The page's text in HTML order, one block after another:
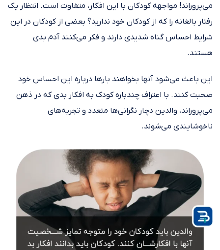
می‌پروراند! مواجهه کودکان با این افکار، متفاوت است. انتظار یک
رفتار بالغانه را که از کودکان خود ندارید؟ بعضی از کودکان در این
شرایط احساس گناه شدیدی دارند و فکر می‌کنند آدم بدی
هستند.
این باعث می‌شود آنها بخواهند بار‌ها درباره این احساس خود
صحبت کنند. با اعتراف چندباره کودک به افکار بدی که در ذهن
می‌پروراند، والدین دچار نگرانی‌ها متعدد و تجربه‌های
ناخوشایندی می‌شوند.